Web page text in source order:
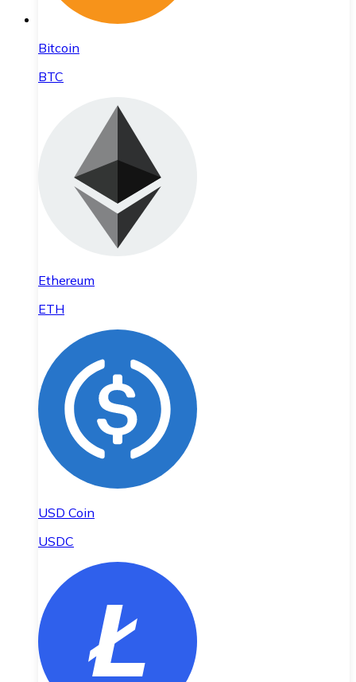
Bitcoin
BTC
Ethereum
ETH
USD Coin
USDC